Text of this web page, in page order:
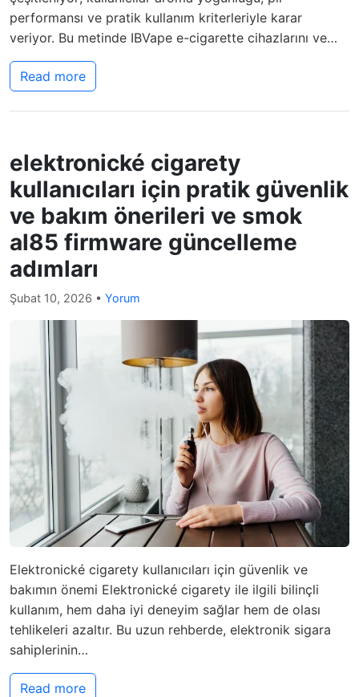
performansı ve pratik kullanım kriterleriyle karar
veriyor. Bu metinde IBVape e-cigarette cihazlarını ve…
Read more
elektronické cigarety
kullanıcıları için pratik güvenlik
ve bakım önerileri ve smok
al85 firmware güncelleme
adımları
Şubat 10, 2026 • Yorum
Elektronické cigarety kullanıcıları için güvenlik ve
bakımın önemi Elektronické cigarety ile ilgili bilinçli
kullanım, hem daha iyi deneyim sağlar hem de olası
tehlikeleri azaltır. Bu uzun rehberde, elektronik sigara
sahiplerinin…
Read more